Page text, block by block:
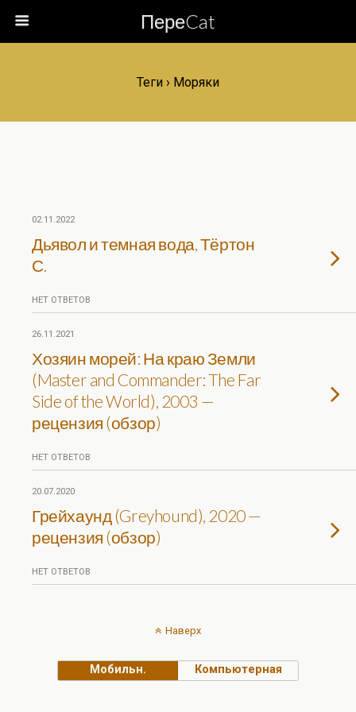
ПереCat
Теги › Моряки
02.11.2022
Дьявол и темная вода, Тёртон
С.
НЕТ ОТВЕТОВ
26.11.2021
Хозяин морей: На краю Земли
(Master and Commander: The Far
Side of the World), 2003 —
рецензия (обзор)
НЕТ ОТВЕТОВ
20.07.2020
Грейхаунд (Greyhound), 2020 —
рецензия (обзор)
НЕТ ОТВЕТОВ
Наверх
Мобильн. Компьютерная